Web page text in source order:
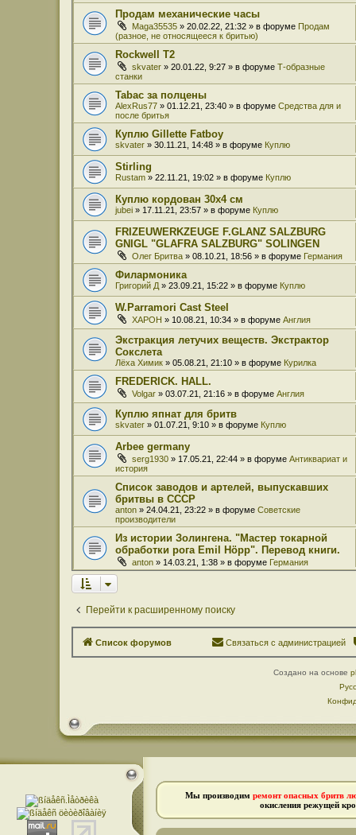
Продам механические часы
Maga35535 » 20.02.22, 21:32 » в форуме Продам
(разное, не относящееся к бритью)
Rockwell T2
skvater » 20.01.22, 9:27 » в форуме Т-образные
станки
Tabac за полцены
AlexRus77 » 01.12.21, 23:40 » в форуме Средства для и
после бритья
Куплю Gillette Fatboy
skvater » 30.11.21, 14:48 » в форуме Куплю
Stirling
Rustam » 22.11.21, 19:02 » в форуме Куплю
Куплю кордован 30x4 см
jubei » 17.11.21, 23:57 » в форуме Куплю
FRIZEUWERKZEUGE F.GLANZ SALZBURG
GNIGL "GLAFRA SALZBURG" SOLINGEN
Олег Бритва » 08.10.21, 18:56 » в форуме Германия
Филармоника
Григорий Д » 23.09.21, 15:22 » в форуме Куплю
W.Parramori Cast Steel
XAPOH » 10.08.21, 10:34 » в форуме Англия
Экстракция летучих веществ. Экстрактор
Сокслета
Лёха Химик » 05.08.21, 21:10 » в форуме Курилка
FREDERICK. HALL.
Volgar » 03.07.21, 21:16 » в форуме Англия
Куплю япнат для бритв
skvater » 01.07.21, 9:10 » в форуме Куплю
Arbee germany
serg1930 » 17.05.21, 22:44 » в форуме Антиквариат и
история
Список заводов и артелей, выпускавших
бритвы в СССР
anton » 24.04.21, 23:22 » в форуме Советские
производители
Из истории Золингена. "Мастер токарной
обработки рога Emil Höpp". Перевод книги.
anton » 14.03.21, 1:38 » в форуме Германия
Перейти к расширенному поиску
Список форумов Связаться с администрацией
Создано на основе
Мы производим ремонт опасных бритв
окисления режущей